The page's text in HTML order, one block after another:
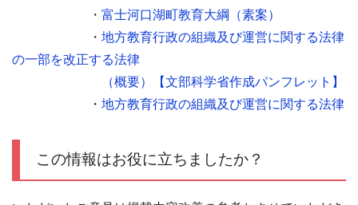
・ 富士河口湖町教育大綱（素案）
・ 地方教育行政の組織及び運営に関する法律
の一部を改正する法律
（概要）【文部科学省作成パンフレット】
・ 地方教育行政の組織及び運営に関する法律
この情報はお役に立ちましたか？